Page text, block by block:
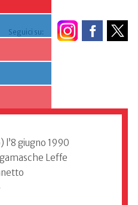
Seguici su:
l’8 giugno 1990
Leffe